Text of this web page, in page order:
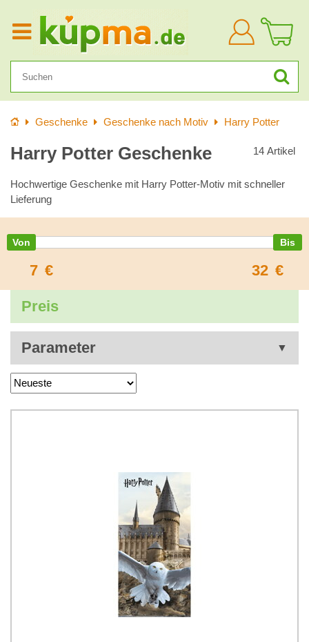
Anmelden
StartseiteGeschenke Geschenke nach Motiv Harry Potter
Harry Potter Geschenke 14 Artikel
Hochwertige Geschenke mit Harry Potter-Motiv mit schneller
Lieferung
7 € 32 €
Preis
Parameter